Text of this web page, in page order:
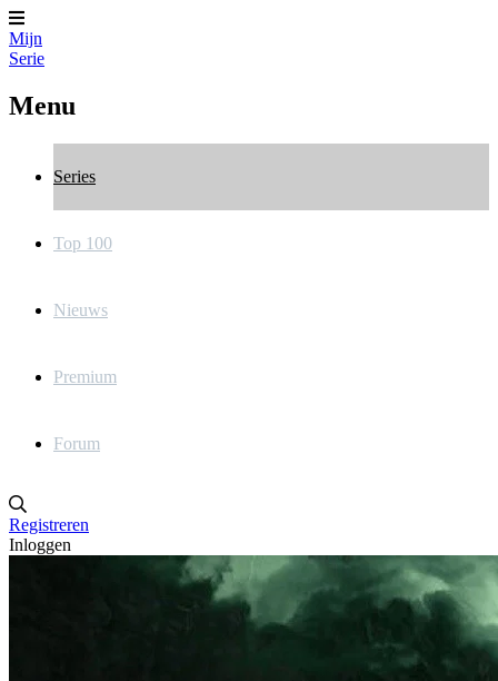
Mijn
Serie
Menu
Series
Top 100
Nieuws
Premium
Forum
Registreren
Inloggen